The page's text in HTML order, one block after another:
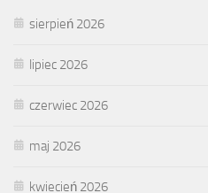
sierpień 2026
lipiec 2026
czerwiec 2026
maj 2026
kwiecień 2026